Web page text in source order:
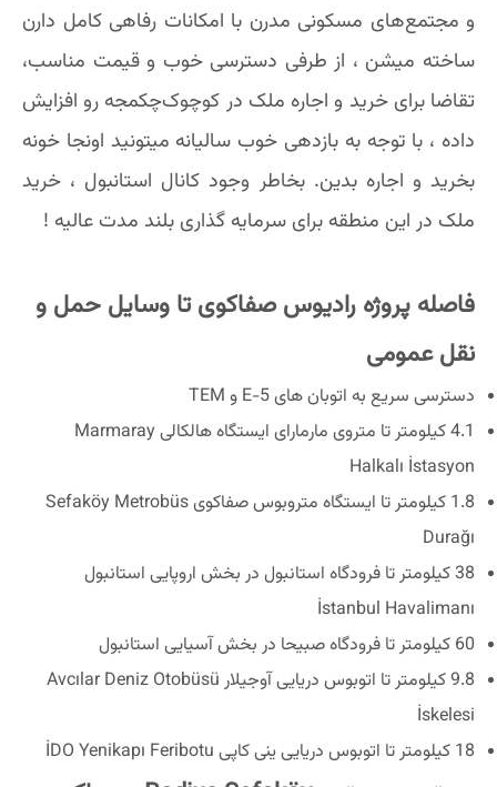
و مجتمع‌های مسکونی مدرن با امکانات رفاهی کامل دارن
ساخته میشن ، از طرفی دسترسی خوب و قیمت مناسب،
تقاضا برای خرید و اجاره ملک در کوچوک‌چکمجه رو افزایش
داده ، با توجه به بازدهی خوب سالیانه میتونید اونجا خونه
بخرید و اجاره بدین. بخاطر وجود کانال استانبول ، خرید
ملک در این منطقه برای سرمایه گذاری بلند مدت عالیه !
فاصله پروژه رادیوس صفاکوی تا وسایل حمل و
نقل عمومی
دسترسی سریع به اتوبان های E-5 و TEM
4.1 کیلومتر تا متروی مارمارای ایستگاه هالکالی Marmaray
Halkalı İstasyon
1.8 کیلومتر تا ایستگاه متروبوس صفاکوی Sefaköy Metrobüs
Durağı
38 کیلومتر تا فرودگاه استانبول در بخش اروپایی استانبول
İstanbul Havalimanı
60 کیلومتر تا فرودگاه صبیحا در بخش آسیایی استانبول
9.8 کیلومتر تا اتوبوس دریایی آوجیلار Avcılar Deniz Otobüsü
İskelesi
18 کیلومتر تا اتوبوس دریایی ینی کاپی İDO Yenikapı Feribotu